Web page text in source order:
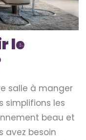
le
salle à manger
simplifions les
beau et
avez besoin